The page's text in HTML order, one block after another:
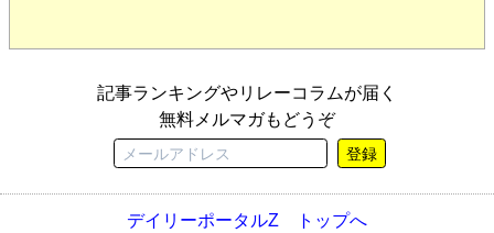
記事ランキングやリレーコラムが届く
無料メルマガもどうぞ
登録
デイリーポータルZ トップへ